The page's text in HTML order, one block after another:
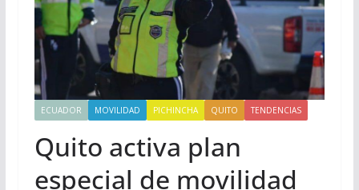
ECUADOR MOVILIDAD PICHINCHA QUITO TENDENCIAS
Quito activa plan
especial de movilidad